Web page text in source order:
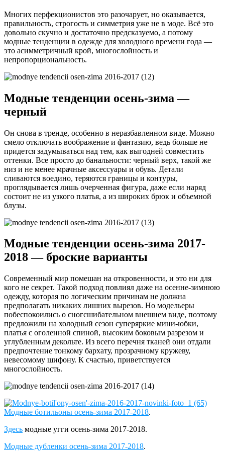
Многих перфекционистов это разочарует, но оказывается,
правильность, строгость и симметрия уже не в моде. Всё это
довольно скучно и достаточно предсказуемо, а потому
модные тенденции в одежде для холодного времени года —
это асимметричный крой, многослойность и
непропорциональность.
Модные тенденции осень-зима —
черный
Он снова в тренде, особенно в неразбавленном виде. Можно
смело отключать воображение и фантазию, ведь больше не
придется задумываться над тем, как выгодней совместить
оттенки. Все просто до банальности: черный верх, такой же
низ и не менее мрачные аксессуары и обувь. Детали
сливаются воедино, теряются границы и контуры,
проглядывается лишь очерченная фигура, даже если наряд
состоит не из узкого платья, а из широких брюк и объемной
блузы.
Модные тенденции осень-зима 2017-
2018 — броские варианты
Современный мир помешан на откровенности, и это ни для
кого не секрет. Такой подход повлиял даже на осенне-зимнюю
одежду, которая по логическим причинам не должна
предполагать никаких лишних вырезов. Но модельеры
побеспокоились о сногсшибательном внешнем виде, поэтому
предложили на холодный сезон суперяркие мини-юбки,
платья с оголенной спиной, высоким боковым разрезом и
углубленным декольте. Из всего перечня тканей они отдали
предпочтение тонкому бархату, прозрачному кружеву,
невесомому шифону. К счастью, приветствуется
многослойность.
Модные ботильоны осень-зима 2017-2018.
Здесь модные угги осень-зима 2017-2018.
Модные дубленки осень-зима 2017-2018.